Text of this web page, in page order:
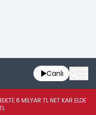
Canlı
6 MİLYAR TL NET KAR ELDE